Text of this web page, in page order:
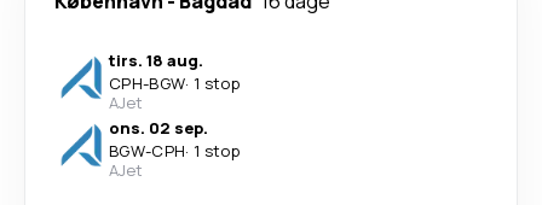
tirs. 18 aug.
CPH-BGW· 1 stop
AJet
ons. 02 sep.
BGW-CPH· 1 stop
AJet